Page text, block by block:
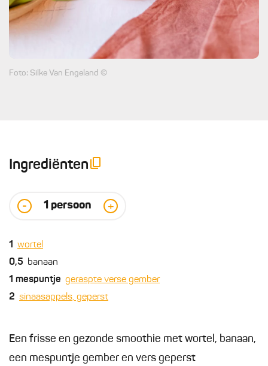
Foto: Silke Van Engeland ©
Ingrediënten
- 1 persoon +
1 wortel
0,5 banaan
1 mespuntje geraspte verse gember
2 sinaasappels, geperst
Een frisse en gezonde smoothie met wortel, banaan,
een mespuntje gember en vers geperst